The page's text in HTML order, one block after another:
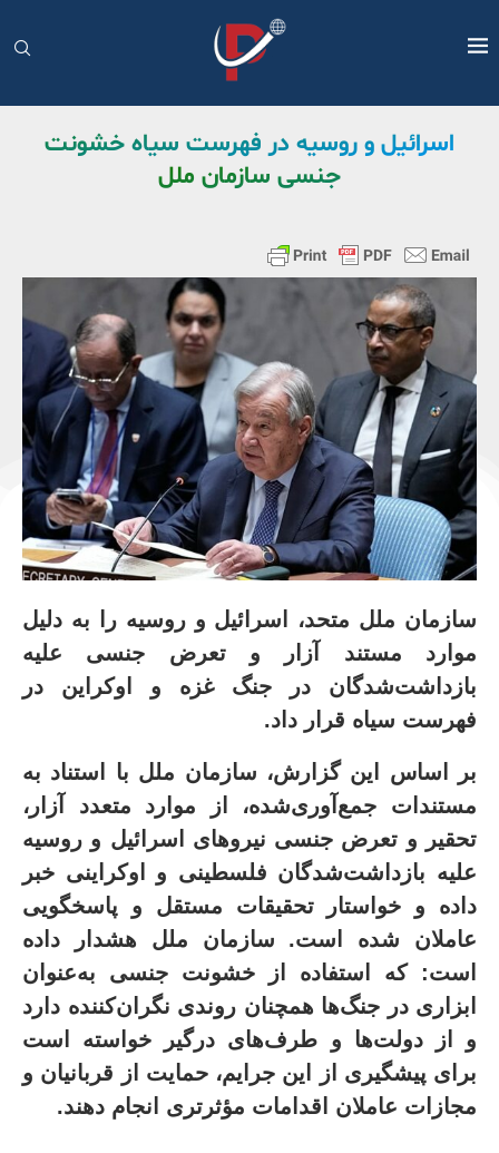
اسرائیل و روسیه در فهرست سیاه خشونت
جنسی سازمان ملل
سازمان ملل متحد، اسرائیل و روسیه را به دلیل
موارد مستند آزار و تعرض جنسی علیه
بازداشت‌شدگان در جنگ غزه و اوکراین در
فهرست سیاه قرار داد.
بر اساس این گزارش، سازمان ملل با استناد به
مستندات جمع‌آوری‌شده، از موارد متعدد آزار،
تحقیر و تعرض جنسی نیروهای اسرائیل و روسیه
علیه بازداشت‌شدگان فلسطینی و اوکراینی خبر
داده و خواستار تحقیقات مستقل و پاسخگویی
عاملان شده است.
سازمان ملل هشدار داده
است: که استفاده از خشونت جنسی به‌عنوان
ابزاری در جنگ‌ها همچنان روندی نگران‌کننده دارد
و از دولت‌ها و طرف‌های درگیر خواسته است
برای پیشگیری از این جرایم، حمایت از قربانیان و
مجازات عاملان اقدامات مؤثرتری انجام دهند.